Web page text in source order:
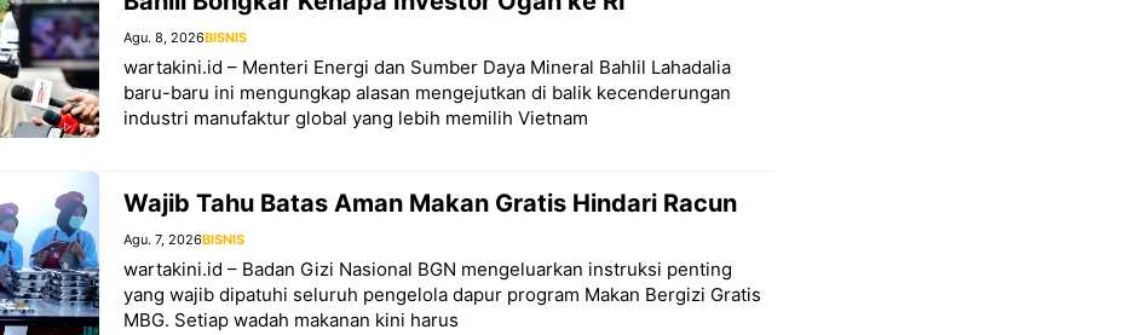
Agu. 8, 2026BISNIS
wartakini.id – Menteri Energi dan Sumber Daya Mineral Bahlil Lahadalia
baru-baru ini mengungkap alasan mengejutkan di balik kecenderungan
industri manufaktur global yang lebih memilih Vietnam
Wajib Tahu Batas Aman Makan Gratis Hindari Racun
Agu. 7, 2026BISNIS
wartakini.id – Badan Gizi Nasional BGN mengeluarkan instruksi penting
yang wajib dipatuhi seluruh pengelola dapur program Makan Bergizi Gratis
MBG. Setiap wadah makanan kini harus